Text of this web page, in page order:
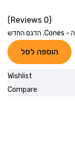
(0 Reviews)
הוספה לסל
Wishlist
Compare